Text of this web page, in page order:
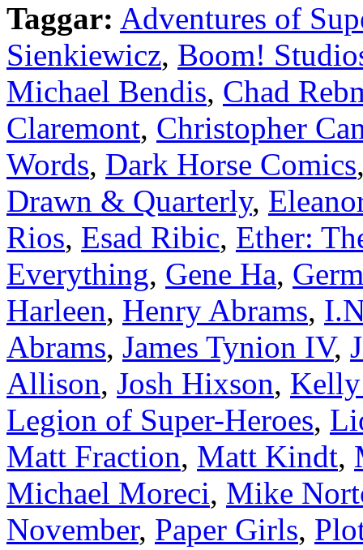
Taggar: Adventures of
Sienkiewicz, Boom!
Michael Bendis, Chad
Claremont, Christopher
Words, Dark Horse Comics
Drawn & Quarterly,
Rios, Esad Ribic, Ether:
Everything, Gene Ha,
Harleen, Henry Abrams,
Abrams, James Tynion IV,
Allison, Josh Hixson, Kelly
Legion of Super-Heroes,
Matt Fraction, Matt Kindt,
Michael Moreci, Mike
November, Paper Girls,